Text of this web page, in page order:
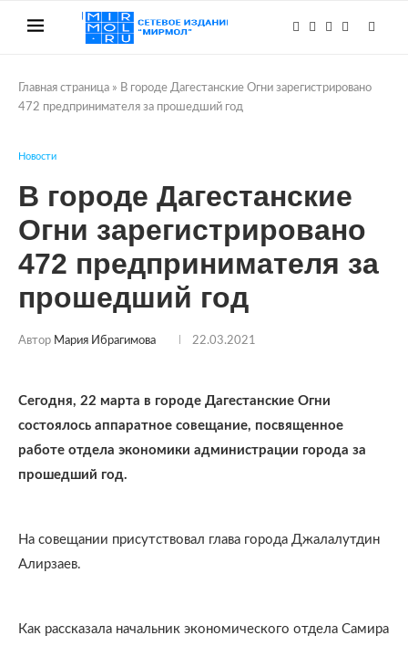
Главная страница » В городе Дагестанские Огни зарегистрировано
472 предпринимателя за прошедший год
Новости
В городе Дагестанские
Огни зарегистрировано
472 предпринимателя за
прошедший год
Автор Мария Ибрагимова 22.03.2021
Сегодня, 22 марта в городе Дагестанские Огни
состоялось аппаратное совещание, посвященное
работе отдела экономики администрации города за
прошедший год.
На совещании присутствовал глава города Джалалутдин
Алирзаев.
Как рассказала начальник экономического отдела Самира